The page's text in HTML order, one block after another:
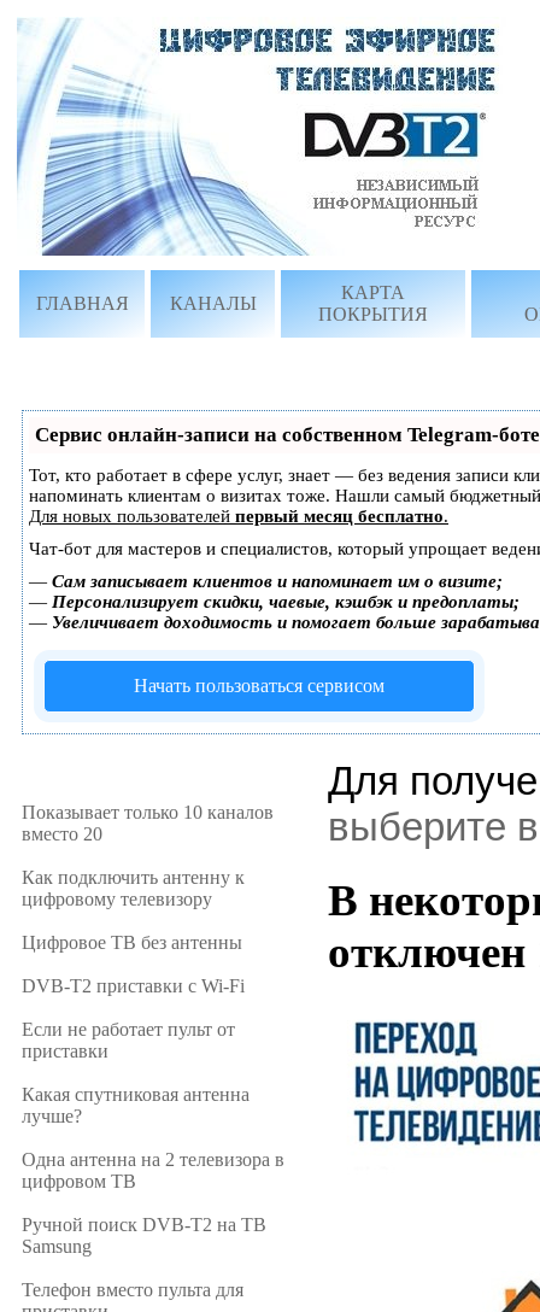
ГЛАВНАЯ КАНАЛЫ
КАРТА
ПОКРЫТИЯ
Сервис онлайн-записи на собственном Telegram-боте
Тот, кто работает в сфере услуг, знает — без ведения записи
напоминать клиентам о визитах тоже. Нашли самый
Для новых пользователей первый месяц бесплатно.
Чат-бот для мастеров и специалистов, который упрощает
— Сам записывает клиентов и напоминает им о визите;
— Персонализирует скидки, чаевые, кэшбэк и предоплаты;
— Увеличивает доходимость и помогает больше
Начать пользоваться сервисом
Показывает только 10 каналов
вместо 20
Как подключить антенну к
цифровому телевизору
Цифровое ТВ без антенны
DVB-T2 приставки с Wi-Fi
Если не работает пульт от
приставки
Какая спутниковая антенна
лучше?
Одна антенна на 2 телевизора в
цифровом ТВ
Ручной поиск DVB-T2 на ТВ
Samsung
Телефон вместо пульта для
Для
выберите
В
отключен